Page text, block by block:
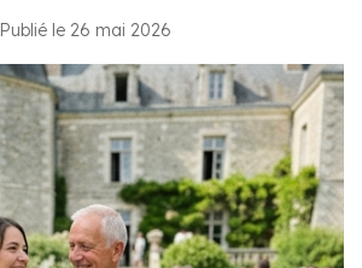
Publié le 26 mai 2026